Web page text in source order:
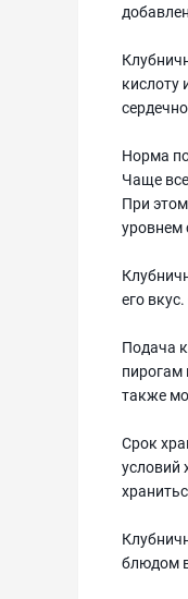
кислоту
Норма
Чаще
При
уровнем
его
Подача
пирогам
также
Срок
условий
блюдом